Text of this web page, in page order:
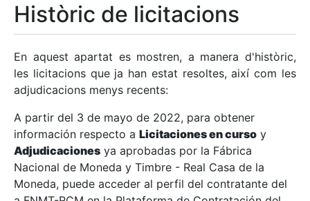
Mostra/Amaga
Mostra/Amaga
Històric de licitacions
En aquest apartat es mostren, a manera d'històric,
les licitacions que ja han estat resoltes, així com les
adjudicacions menys recents:
A partir del 3 de mayo de 2022, para obtener
información respecto a Licitaciones en curso y
Adjudicaciones ya aprobadas por la Fábrica
Nacional de Moneda y Timbre - Real Casa de la
Moneda, puede acceder al perfil del contratante del